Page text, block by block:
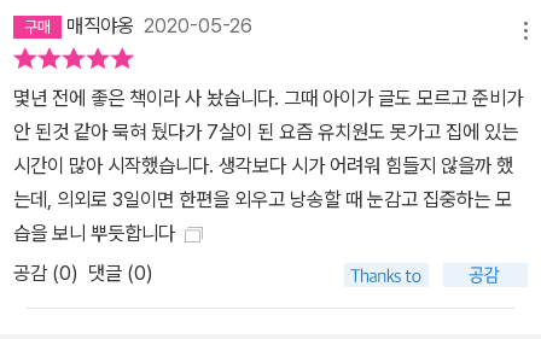
어지는 아이는 초등 4학년이 되어도 제대로 된 독서를 하지 못한다.
하나의 시를 일주일 정도 반복해서 낭독하면, 이른 시기부터 유창성
이 좋아져서 장차 훌륭한 독서가로 자랄 수 있다. 3. 암기능력 및 메타
인지 향상 하나의 시를 일주일 동안 낭독하면 아이는 뜻밖의 선물을
받게 된다. 시를 거의 암송하게 된다. 흥미로운 사실은 외우는 시의 개
수가 많아질수록 암송에 대한 확신의 정확도가 높아진다는 점이다.
다시 말해 시 낭독 및 암송을 통해 아이의 메타인지가 높아지는 것이
다. 메타인지는 공부든 일이든 그 성과와 매우 밀접한 관계가 있다. 연
구에 따르면, 상위 1% 아이들과 보통 수준 아이들은 단기기억은 별로
매직야옹 2020-05-26
몇년 전에 좋은 책이라 사 놨습니다. 그때 아이가 글도 모르고 준비가
안 된것 같아 묵혀 뒀다가 7살이 된 요즘 유치원도 못가고 집에 있는
시간이 많아 시작했습니다. 생각보다 시가 어려워 힘들지 않을까 했
는데, 의외로 3일이면 한편을 외우고 낭송할 때 눈감고 집중하는 모
습을 보니 뿌듯합니다
공감 (0) 댓글 (0)